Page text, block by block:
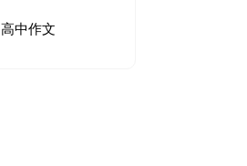
高中作文